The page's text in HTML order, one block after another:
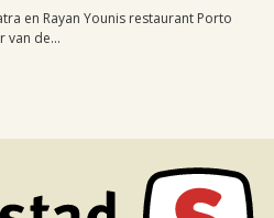
en Rayan Younis restaurant Porto
van de...